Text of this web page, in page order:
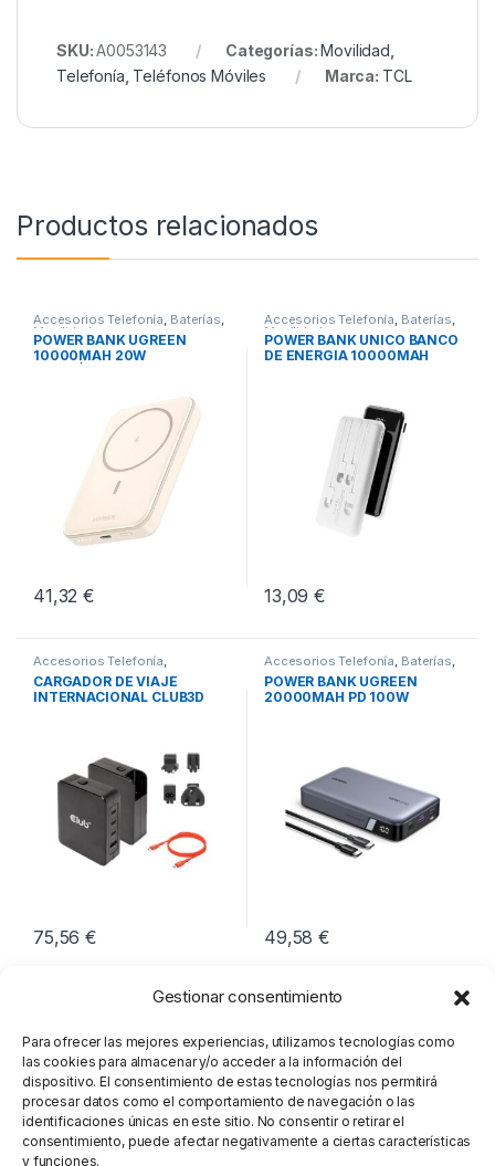
Gestionar consentimiento
Para ofrecer las mejores experiencias, utilizamos tecnologías como
las cookies para almacenar y/o acceder a la información del
dispositivo. El consentimiento de estas tecnologías nos permitirá
procesar datos como el comportamiento de navegación o las
identificaciones únicas en este sitio. No consentir o retirar el
consentimiento, puede afectar negativamente a ciertas características
y funciones.
SKU:A0053143 Categorías:Movilidad
Telefonía Teléfonos Móviles Marca: TCL
Productos relacionados
Accesorios Telefonía, Baterías,
Movilidad
POWER BANK UGREEN
10000MAH 20W
41,32€
Accesorios Telefonía, Baterías,
Movilidad
POWER BANK UNICO BANCO
DE ENERGIA 10000MAH
13,09€
Accesorios Telefonía,
Cargadores Smartphones
Movilidad
CARGADOR DE VIAJE
INTERNACIONAL CLUB3D
75,56€
Accesorios Telefonía, Baterías,
Movilidad
POWER BANK UGREEN
20000MAH PD 100W
49,58€